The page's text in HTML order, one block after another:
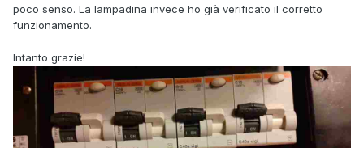
poco senso. La lampadina invece ho già verificato il corretto
funzionamento.
Intanto grazie!